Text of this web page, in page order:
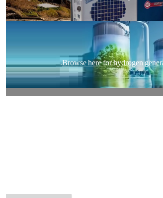
Browse here for hydrogen